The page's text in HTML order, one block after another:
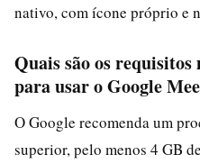
nativo, com ícone próprio e
Quais são os
para usar o Google
O Google recomenda um
superior, pelo menos 4 GB